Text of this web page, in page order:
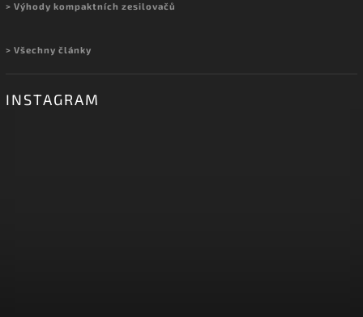
> Výhody kompaktních zesilovačů
> Všechny články
INSTAGRAM